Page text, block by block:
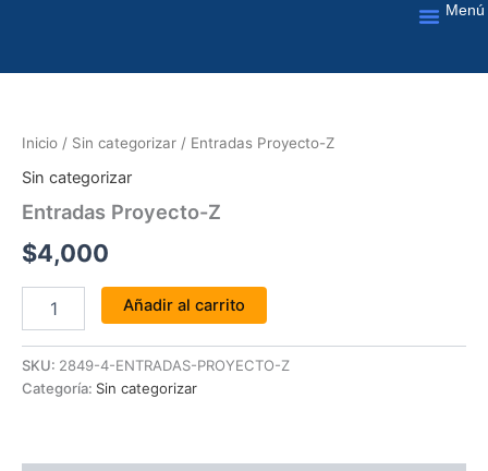
Menú
Inicio / Sin categorizar / Entradas Proyecto-Z
Sin categorizar
Entradas Proyecto-Z
$4,000
cantidad
Añadir al carrito
SKU: 2849-4-ENTRADAS-PROYECTO-Z
Categoría: Sin categorizar